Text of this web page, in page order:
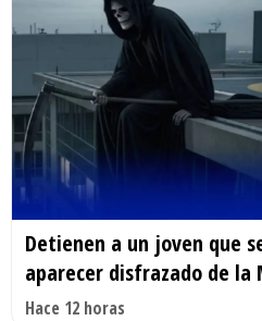
Detienen a un joven que
aparecer disfrazado de
Hace 12 horas